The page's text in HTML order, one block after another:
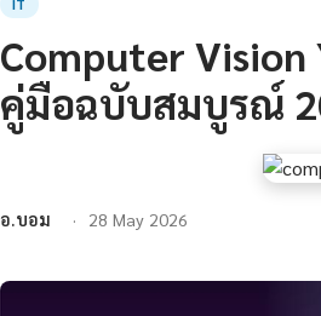
IT
Computer
คู่มือฉบับสมบูรณ์
อ.บอม 28 May 2026